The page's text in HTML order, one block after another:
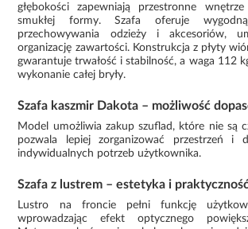
głębokości zapewniają przestronne
smukłej formy. Szafa oferuje
przechowywania odzieży i akcesoriów,
organizację zawartości. Konstrukcja z płyty
gwarantuje trwałość i stabilność, a waga 112
wykonanie całej bryły.
Szafa kaszmir Dakota – możliwość
Model umożliwia zakup szuflad, które nie są
pozwala lepiej zorganizować przestrzeń i
indywidualnych potrzeb użytkownika.
Szafa z lustrem – estetyka i
Lustro na froncie pełni funkcję
wprowadzając efekt optycznego